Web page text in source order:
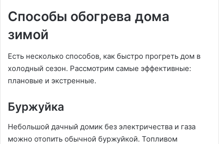
Способы обогрева дома
зимой
Есть несколько способов, как быстро прогреть дом в
холодный сезон. Рассмотрим самые эффективные:
плановые и экстренные.
Буржуйка
Небольшой дачный домик без электричества и газа
можно отопить обычной буржуйкой. Топливом